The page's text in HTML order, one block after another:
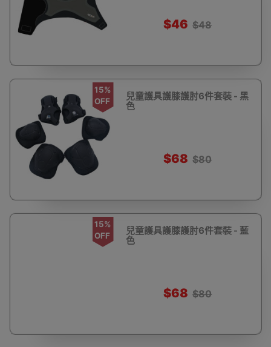
$46 $48
15%
OFF
兒童護具護膝護肘6件套裝 - 黑
色
$68 $80
15%
OFF
兒童護具護膝護肘6件套裝 - 藍
色
$68 $80